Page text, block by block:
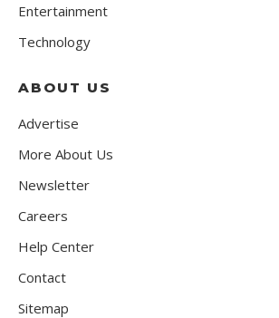
Entertainment
Technology
ABOUT US
Advertise
More About Us
Newsletter
Careers
Help Center
Contact
Sitemap